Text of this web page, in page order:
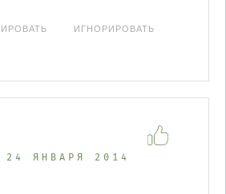
ИГНОРИРОВАТЬ
24 ЯНВАРЯ 2014